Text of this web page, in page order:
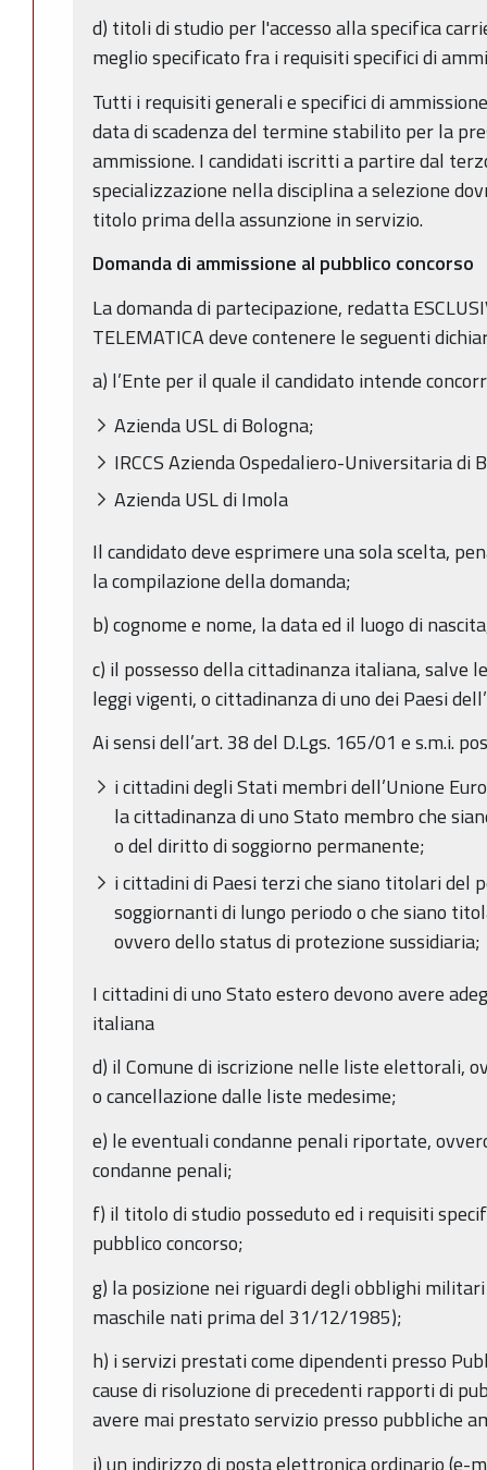
d) titoli di studio per l'accesso alla specifica
meglio specificato fra i requisiti specifici di
Tutti i requisiti generali e specifici di
data di scadenza del termine stabilito per la
ammissione. I candidati iscritti a partire dal
specializzazione nella disciplina a selezione
titolo prima della assunzione in servizio.
Domanda di ammissione al pubblico concorso
La domanda di partecipazione, redatta
TELEMATICA deve contenere le seguenti
a) l’Ente per il quale il candidato intende
Azienda USL di Bologna;
IRCCS Azienda Ospedaliero-Universitaria di
Azienda USL di Imola
Il candidato deve esprimere una sola scelta,
la compilazione della domanda;
b) cognome e nome, la data ed il luogo di
c) il possesso della cittadinanza italiana, salve
leggi vigenti, o cittadinanza di uno dei Paesi
Ai sensi dell’art. 38 del D.Lgs. 165/01 e s.m.i.
i cittadini degli Stati membri dell’Unione
la cittadinanza di uno Stato membro che
o del diritto di soggiorno permanente;
i cittadini di Paesi terzi che siano titolari del
soggiornanti di lungo periodo o che siano
ovvero dello status di protezione sussidiaria;
I cittadini di uno Stato estero devono avere
italiana
d) il Comune di iscrizione nelle liste elettorali,
o cancellazione dalle liste medesime;
e) le eventuali condanne penali riportate,
condanne penali;
f) il titolo di studio posseduto ed i requisiti
pubblico concorso;
g) la posizione nei riguardi degli obblighi
maschile nati prima del 31/12/1985);
h) i servizi prestati come dipendenti presso
cause di risoluzione di precedenti rapporti di
avere mai prestato servizio presso pubbliche
i) un indirizzo di posta elettronica ordinario (e-